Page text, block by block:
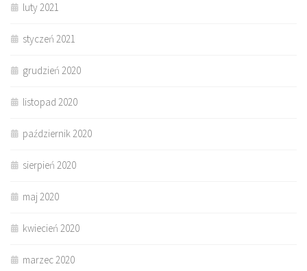
luty 2021
styczeń 2021
grudzień 2020
listopad 2020
październik 2020
sierpień 2020
maj 2020
kwiecień 2020
marzec 2020